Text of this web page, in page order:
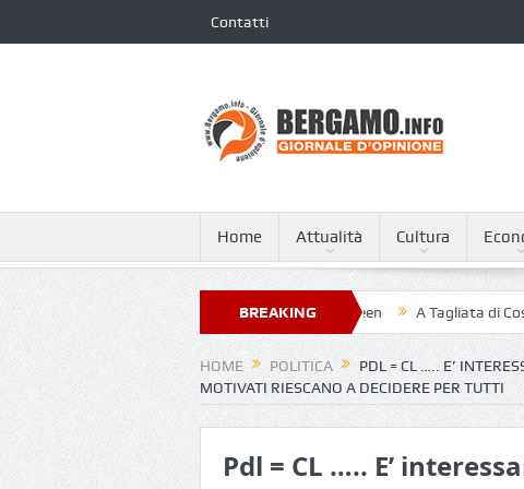
Contatti
Home Attualità Cultura
BREAKING
NEWS
XXIII nella classifica dei 250 ospedali più green A Tagliata di Costa
HOME POLITICA
PDL = CL ….. E’
MOTIVATI RIESCANO A DECIDERE PER TUTTI
Pdl = CL ….. E’